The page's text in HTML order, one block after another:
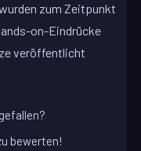
zum Zeitpunkt
on-Eindrücke
veröffentlicht
bewerten!